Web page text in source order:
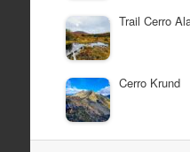
Trail Cerro
Cerro Krund